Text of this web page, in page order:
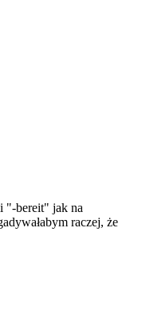
"-bereit" jak na
raczej, że